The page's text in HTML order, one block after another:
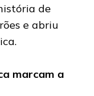
de
e abriu
marcam a